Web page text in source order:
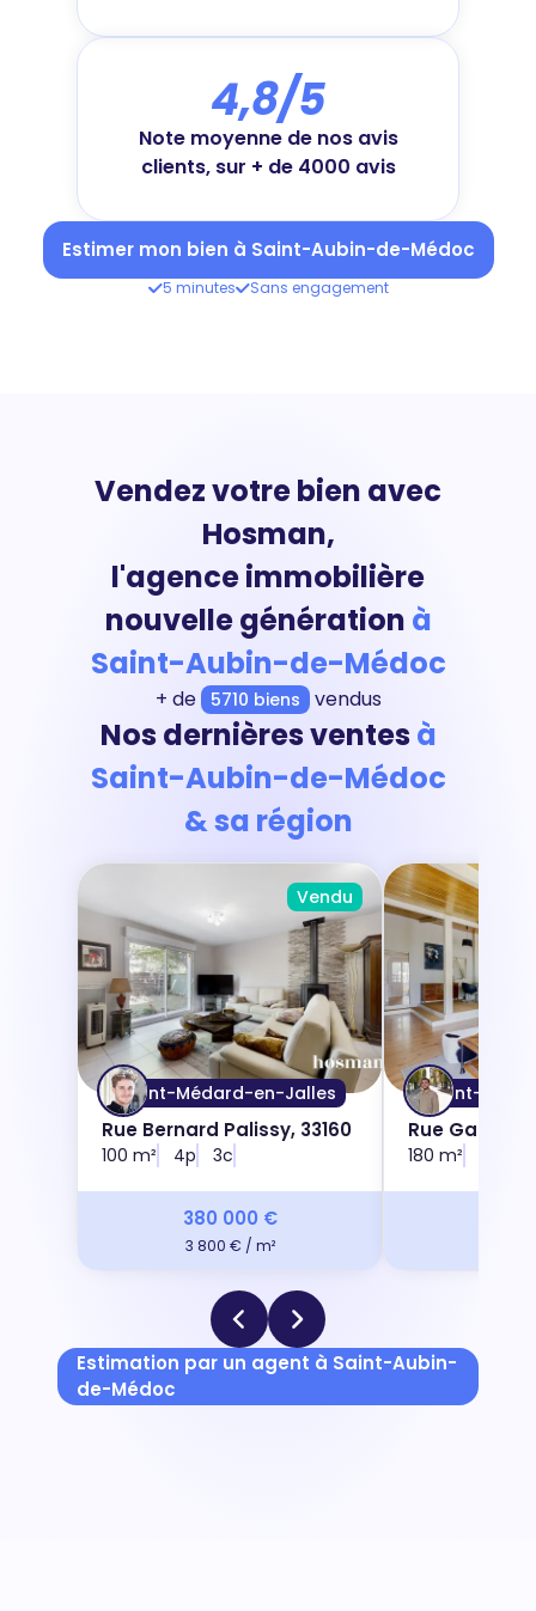
4,8/5
Note moyenne de nos avis
clients, sur + de 4000 avis
Estimer mon bien à Saint-Aubin-de-Médoc
5 minutes Sans engagement
Vendez votre bien avec
Hosman,
l'agence immobilière
nouvelle génération à
Saint-Aubin-de-Médoc
+ de 5710 biens vendus
Nos dernières ventesà
Saint-Aubin-de-Médoc
& sa région
Saint-Médard-en-Jalles
Vendu
Rue Bernard Palissy, 33160
100 m² 4p 3c
380 000 €
3 800 € / m²
Saint-
Rue Gabriel
180 m²
Estimation par un agent à Saint-Aubin-
de-Médoc